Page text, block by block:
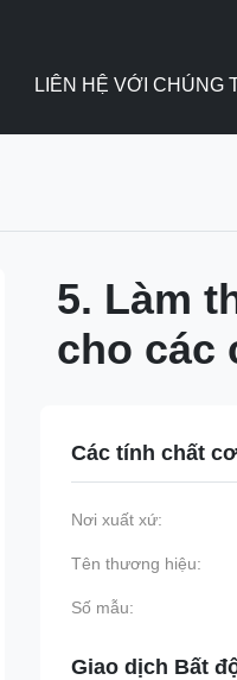
LIÊN HỆ VỚI CHÚNG
5. Làm
cho các
Các tính chất
Nơi xuất xứ:
Tên thương hiệu:
Số mẫu:
Giao dịch Bất